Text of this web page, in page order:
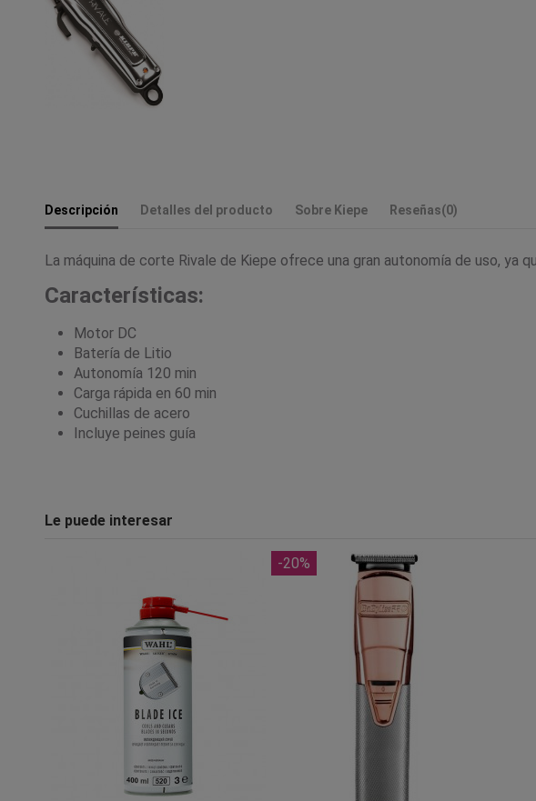
Descripción Detalles del producto Sobre Kiepe Reseñas(0)
La máquina de corte Rivale de Kiepe ofrece una gran autonomía de uso, ya
Características:
Motor DC
Batería de Litio
Autonomía 120 min
Carga rápida en 60 min
Cuchillas de acero
Incluye peines guía
Le puede interesar
-20%